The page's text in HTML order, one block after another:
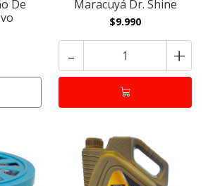
De
Maracuyá Dr. Shine
$9.990
- +